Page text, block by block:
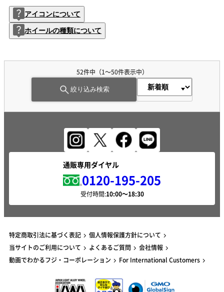
アイコンについて
ホイールの種類について
52件中（1～50件表示中）
絞り込み検索
通販専用ダイヤル
0120-195-205
受付時間:
特定商取引法に基づく表記
個人情報保護方針について
当サイトのご利用について
よくあるご質問
会社情報
動画でわかるフジ・コーポレーション
For International Customers